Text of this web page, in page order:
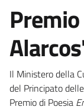
Il Ministero della
del Principato
Premio di Poesia